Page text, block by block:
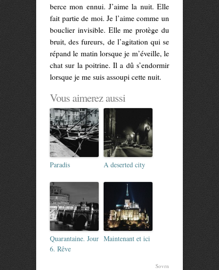
berce mon ennui. J’aime la nuit. Elle
fait partie de moi. Je l’aime comme un
bouclier invisible. Elle me protège du
bruit, des fureurs, de l’agitation qui se
répand le matin lorsque je m’éveille, le
chat sur la poitrine. Il a dû s’endormir
lorsque je me suis assoupi cette nuit.
Vous aimerez aussi
Paradis A deserted city
Quarantaine. Jour
6. Rêve
Maintenant et ici
Sovrn